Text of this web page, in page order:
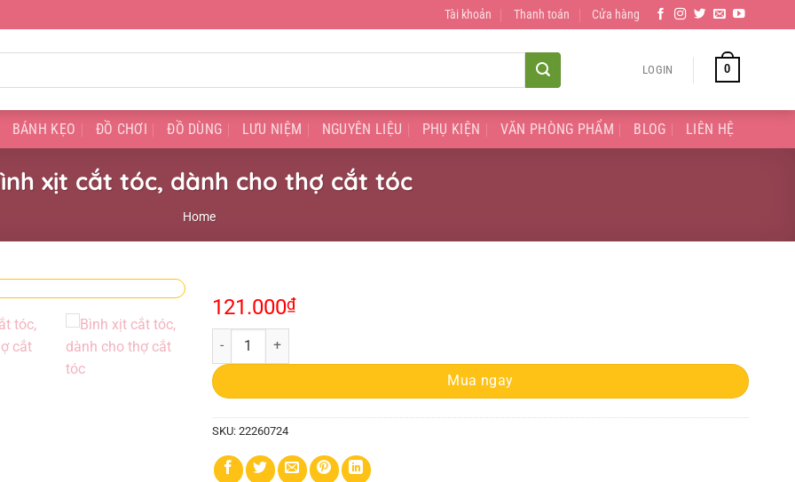
Tài khoản Thanh toán Cửa hàng
LOGIN 0
BÁNH KẸO ĐỒ CHƠI ĐỒ DÙNG LƯU NIỆM NGUYÊN LIỆU PHỤ KIỆN VĂN PHÒNG PHẨM BLOG LIÊN HỆ
xịt cắt tóc, dành cho thợ cắt tóc
Home
121.000₫
Bình xịt cắt tóc, dành cho thợ cắt tóc quantity
Mua ngay
SKU: 22260724